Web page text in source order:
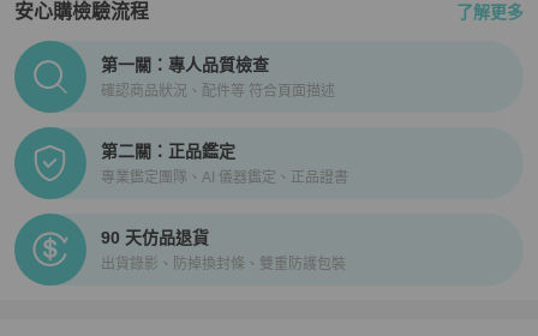
安心購檢驗流程 了解更多
PopChill拍拍圈正品驗證、安心購檢驗流程介紹
第一關：專人品質檢查
確認商品狀況、配件等 符合頁面描述
第二關：正品鑑定
專業鑑定團隊、AI 儀器鑑定、正品證書
90 天仿品退貨
出貨錄影、防掉換封條、雙重防護包裝